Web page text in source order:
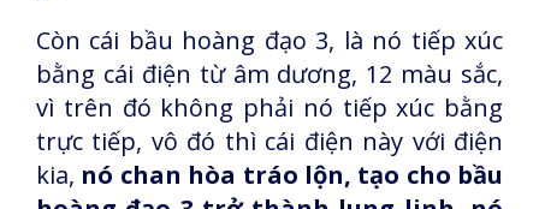
Còn cái bầu hoàng đạo 3, là nó tiếp xúc
bằng cái điện từ âm dương, 12 màu sắc,
vì trên đó không phải nó tiếp xúc bằng
trực tiếp, vô đó thì cái điện này với điện
kia, nó chan hòa tráo lộn, tạo cho bầu